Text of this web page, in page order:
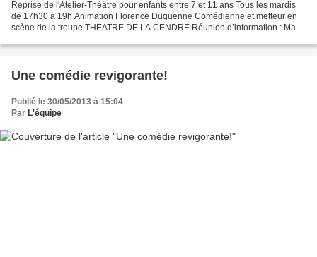
Reprise de l'Atelier-Théâtre pour enfants entre 7 et 11 ans Tous les mardis
de 17h30 à 19h Animation Florence Duquenne Comédienne et metteur en
scène de la troupe THEATRE DE LA CENDRE Réunion d’information : Mardi
Une comédie revigorante!
Publié le 30/05/2013 à 15:04
Par L'équipe